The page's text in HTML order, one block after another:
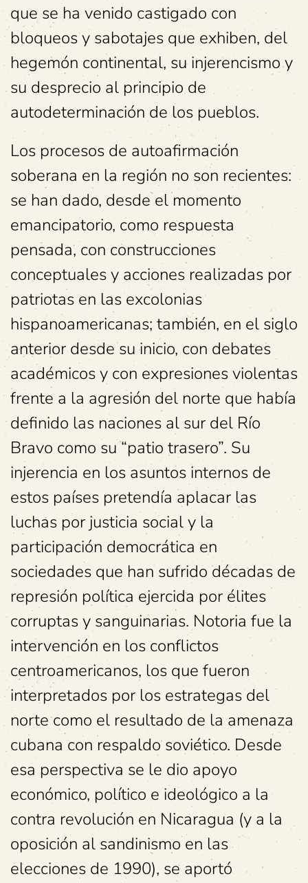
que se ha venido castigado con
bloqueos y sabotajes que exhiben, del
hegemón continental, su injerencismo y
su desprecio al principio de
autodeterminación de los pueblos.
Los procesos de autoafirmación
soberana en la región no son recientes:
se han dado, desde el momento
emancipatorio, como respuesta
pensada, con construcciones
conceptuales y acciones realizadas por
patriotas en las excolonias
hispanoamericanas; también, en el siglo
anterior desde su inicio, con debates
académicos y con expresiones violentas
frente a la agresión del norte que había
definido las naciones al sur del Río
Bravo como su “patio trasero”. Su
injerencia en los asuntos internos de
estos países pretendía aplacar las
luchas por justicia social y la
participación democrática en
sociedades que han sufrido décadas de
represión política ejercida por élites
corruptas y sanguinarias. Notoria fue la
intervención en los conflictos
centroamericanos, los que fueron
interpretados por los estrategas del
norte como el resultado de la amenaza
cubana con respaldo soviético. Desde
esa perspectiva se le dio apoyo
económico, político e ideológico a la
contra revolución en Nicaragua (y a la
oposición al sandinismo en las
elecciones de 1990), se aportó